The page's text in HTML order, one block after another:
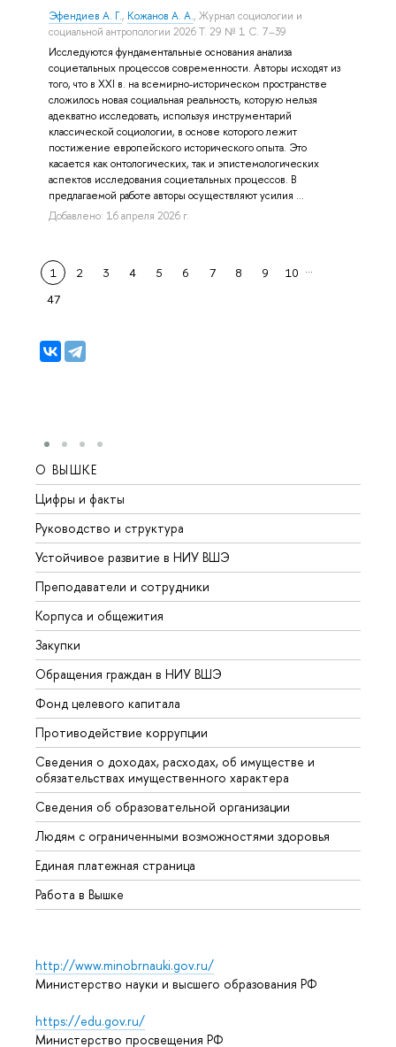
Эфендиев А. Г., Кожанов А. А., Журнал социологии и
социальной антропологии 2026 Т. 29 № 1 С. 7–39
Исследуются фундаментальные основания анализа
социетальных процессов современности. Авторы исходят из
того, что в XXI в. на всемирно-историческом пространстве
сложилось новая социальная реальность, которую нельзя
адекватно исследовать, используя инструментарий
классической социологии, в основе которого лежит
постижение европейского исторического опыта. Это
касается как онтологических, так и эпистемологических
аспектов исследования социетальных процессов. В
предлагаемой работе авторы осуществляют усилия ...
Добавлено: 16 апреля 2026 г.
1 2 3 4 5 6 7 8 9 10 …
47
О ВЫШКЕ
Цифры и факты
Руководство и структура
Устойчивое развитие в НИУ ВШЭ
Преподаватели и сотрудники
Корпуса и общежития
Закупки
Обращения граждан в НИУ ВШЭ
Фонд целевого капитала
Противодействие коррупции
Сведения о доходах, расходах, об имуществе и
обязательствах имущественного характера
Сведения об образовательной организации
Людям с ограниченными возможностями здоровья
Единая платежная страница
Работа в Вышке
http://www.minobrnauki.gov.ru/
Министерство науки и высшего образования РФ
https://edu.gov.ru/
Министерство просвещения РФ